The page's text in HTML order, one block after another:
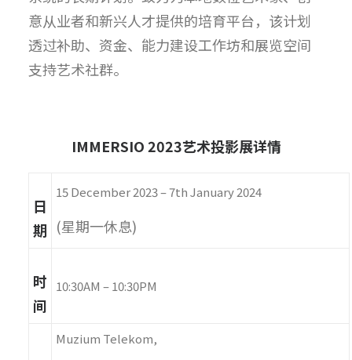
意从业者和新兴人才提供的培育平台，该计划
透过补助、资金、能力建设工作坊和展览空间
支持艺术社群。
IMMERSIO 2023艺术投影展详情
日
期
15 December 2023 – 7thJanuary 2024
(星期一休息)
时
间
10:30AM – 10:30PM
Muzium Telekom,